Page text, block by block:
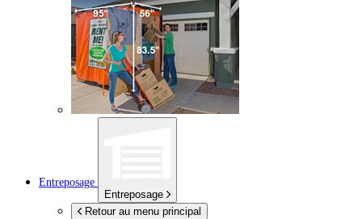
Entreposage
Entreposage
Retour au menu principal